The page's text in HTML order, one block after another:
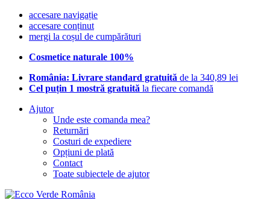
accesare navigație
accesare conținut
mergi la coșul de cumpărături
Cosmetice naturale 100%
România: Livrare standard gratuită de la 340,89 lei
Cel puțin 1 mostră gratuită la fiecare comandă
Ajutor
Unde este comanda mea?
Returnări
Costuri de expediere
Opțiuni de plată
Contact
Toate subiectele de ajutor